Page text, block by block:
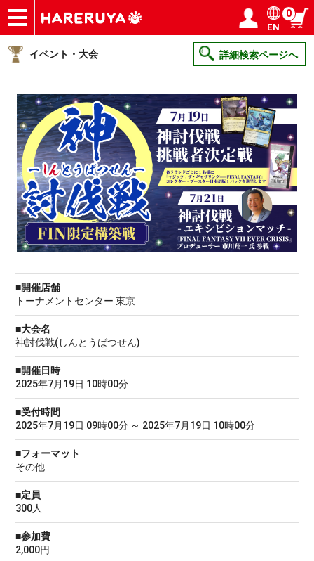
ショップ
買取
記事
デッキ検索
デッキ構築
選手一覧
店舗一覧
イベント
ヘルプ
お問い合わせ ログイン／会員登録
EN
0
イベント・大会 詳細検索ページへ
■開催店舗
トーナメントセンター 東京
■大会名
神討伐戦(しんとうばつせん)
■開催日時
2025年7月19日 10時00分
■受付時間
2025年7月19日 09時00分 ～ 2025年7月19日 10時00分
■フォーマット
その他
■定員
300人
■参加費
2,000円